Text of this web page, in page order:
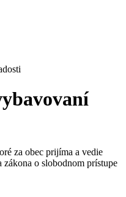
za obec prijíma a vedie
o slobodnom prístupe